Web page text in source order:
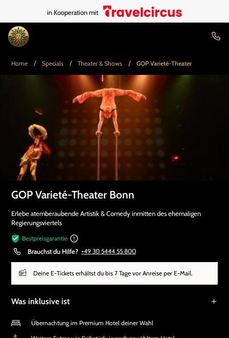
in Kooperation mit
Home / Specials / Theater & Shows / GOP Varieté-Theater
GOP Varieté-Theater Bonn
Erlebe atemberaubende Artistik & Comedy inmitten des ehemaligen
Regierungsviertels
Bestpreisgarantie
Brauchst du Hilfe? +49 30 5444 55 800
Deine E-Tickets erhältst du bis 7 Tage vor Anreise per E-Mail.
Was inklusive ist
Übernachtung im Premium Hotel deiner Wahl